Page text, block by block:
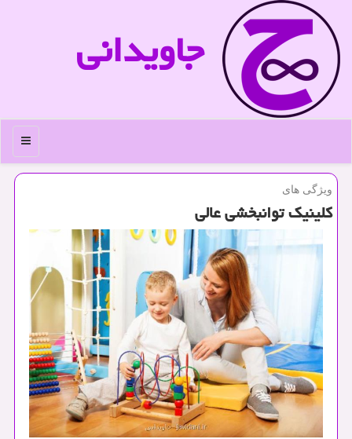
جاویدانی
منو
ویژگی های
كلینیك توانبخشی عالی